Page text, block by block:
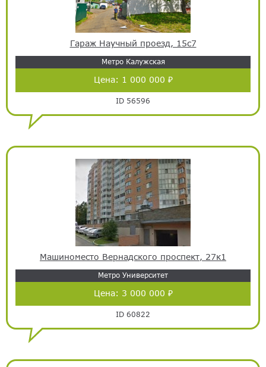
Гараж Научный проезд, 15с7
Метро Калужская
Цена: 1 000 000 ₽
ID 56596
Машиноместо Вернадского проспект, 27к1
Метро Университет
Цена: 3 000 000 ₽
ID 60822